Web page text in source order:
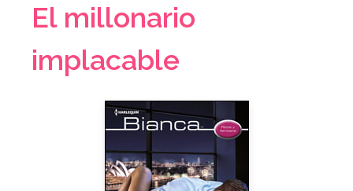
El millonario
implacable